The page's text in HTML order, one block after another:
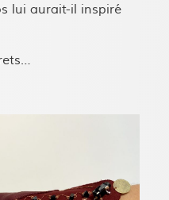
lui aurait-il inspiré